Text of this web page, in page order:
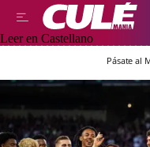
Leer en Castellano
Pásate al